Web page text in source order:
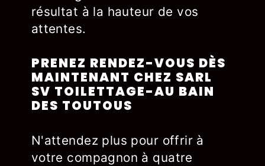
résultat à la hauteur de vos
attentes.
PRENEZ RENDEZ-VOUS DÈS
MAINTENANT CHEZ SARL
SV TOILETTAGE-AU BAIN
DES TOUTOUS
N'attendez plus pour offrir à
votre compagnon à quatre